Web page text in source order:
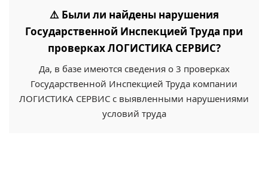
⚠️ Были ли найдены нарушения
Государственной Инспекцией Труда при
проверках ЛОГИСТИКА СЕРВИС?
Да, в базе имеются сведения о 3 проверках
Государственной Инспекцией Труда компании
ЛОГИСТИКА СЕРВИС с выявленными нарушениями
условий труда